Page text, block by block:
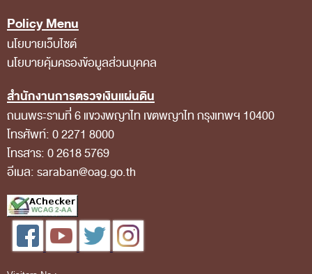
Policy Menu
นโยบายเว็บไซต์
นโยบายคุ้มครองข้อมูลส่วนบุคคล
สำนักงานการตรวจเงินแผ่นดิน
ถนนพระรามที่ 6 แขวงพญาไท เขตพญาไท กรุงเทพฯ 10400
โทรศัพท์: 0 2271 8000
โทรสาร: 0 2618 5769
อีเมล: saraban@oag.go.th